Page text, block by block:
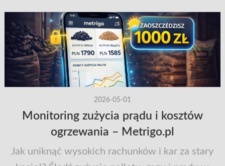
2026-05-01
Monitoring zużycia prądu i kosztów
ogrzewania – Metrigo.pl
Jak uniknąć wysokich rachunków i kar za stary